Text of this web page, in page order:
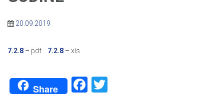
20.09.2019
7.2.8 – pdf 7.2.8 – xls
Share Facebook